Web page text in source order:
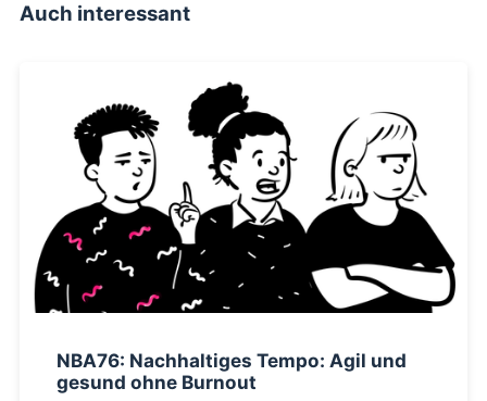
Auch interessant
NBA76: Nachhaltiges Tempo: Agil und
gesund ohne Burnout